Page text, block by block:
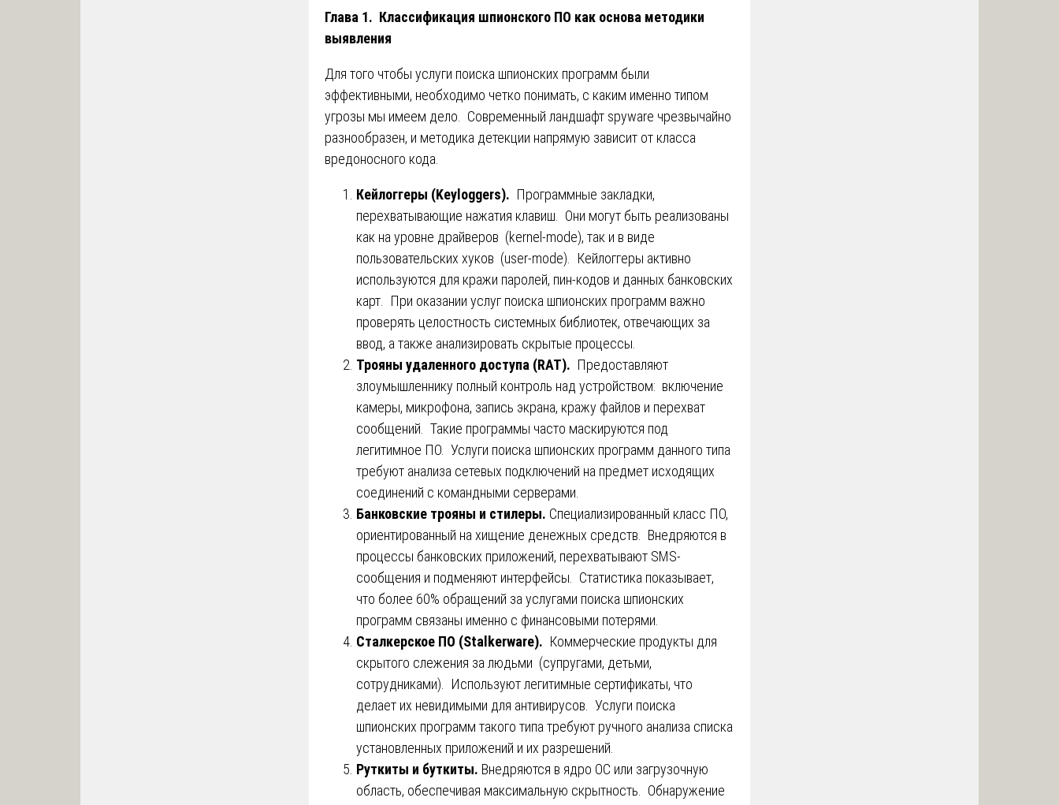
Глава 1. Классификация шпионского ПО как основа методики
выявления
Для того чтобы услуги поиска шпионских программ были
эффективными, необходимо четко понимать, с каким именно типом
угрозы мы имеем дело. Современный ландшафт spyware чрезвычайно
разнообразен, и методика детекции напрямую зависит от класса
вредоносного кода.
Кейлоггеры (Keyloggers). Программные закладки,
перехватывающие нажатия клавиш. Они могут быть реализованы
как на уровне драйверов (kernel-mode), так и в виде
пользовательских хуков (user-mode). Кейлоггеры активно
используются для кражи паролей, пин-кодов и данных банковских
карт. При оказании услуг поиска шпионских программ важно
проверять целостность системных библиотек, отвечающих за
ввод, а также анализировать скрытые процессы.
Трояны удаленного доступа (RAT). Предоставляют
злоумышленнику полный контроль над устройством: включение
камеры, микрофона, запись экрана, кражу файлов и перехват
сообщений. Такие программы часто маскируются под
легитимное ПО. Услуги поиска шпионских программ данного типа
требуют анализа сетевых подключений на предмет исходящих
соединений с командными серверами.
Банковские трояны и стилеры. Специализированный класс ПО,
ориентированный на хищение денежных средств. Внедряются в
процессы банковских приложений, перехватывают SMS-
сообщения и подменяют интерфейсы. Статистика показывает,
что более 60% обращений за услугами поиска шпионских
программ связаны именно с финансовыми потерями.
Сталкерское ПО (Stalkerware). Коммерческие продукты для
скрытого слежения за людьми (супругами, детьми,
сотрудниками). Используют легитимные сертификаты, что
делает их невидимыми для антивирусов. Услуги поиска
шпионских программ такого типа требуют ручного анализа списка
установленных приложений и их разрешений.
Руткиты и буткиты. Внедряются в ядро ОС или загрузочную
область, обеспечивая максимальную скрытность. Обнаружение